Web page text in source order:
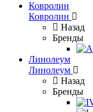
Ковролин
Ковролин
Назад
Бренды
Линолеум
Линолеум
Назад
Бренды